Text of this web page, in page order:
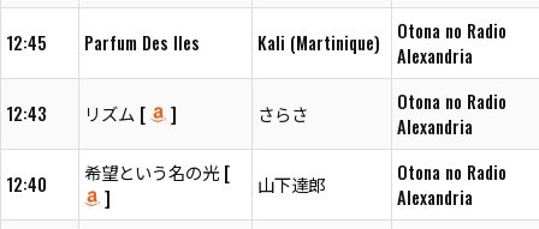
12:45 Parfum Des Iles Kali (Martinique)
Otona no Radio
Alexandria
12:43 リズム [ ] さらさ
Otona no Radio
Alexandria
12:40
希望という名の光 [
]
山下達郎
Otona no Radio
Alexandria